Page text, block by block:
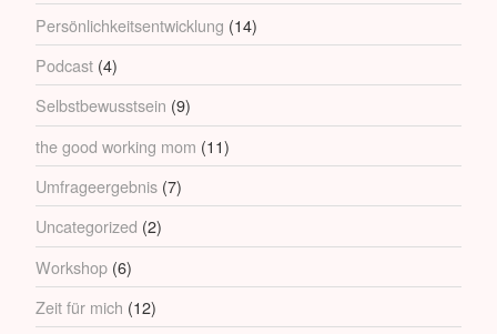
Persönlichkeitsentwicklung (14)
Podcast (4)
Selbstbewusstsein (9)
the good working mom (11)
Umfrageergebnis (7)
Uncategorized (2)
Workshop (6)
Zeit für mich (12)